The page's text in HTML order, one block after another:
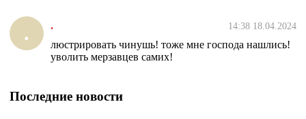
. . 14:38 18.04.2024
люстрировать чинушь! тоже мне господа нашлись!
уволить мерзавцев самих!
Последние новости